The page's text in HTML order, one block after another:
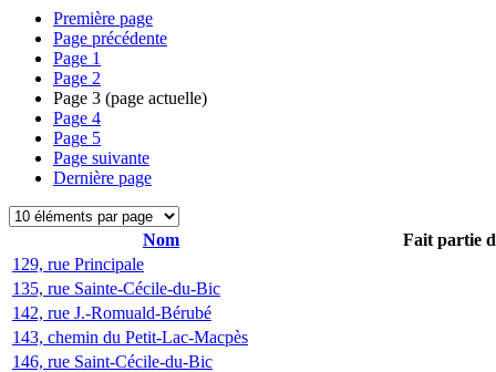
Première page
Page précédente
Page 1
Page 2
Page 3 (page actuelle)
Page 4
Page 5
Page suivante
Dernière page
Nom
Fait partie
129, rue Principale
135, rue Sainte-Cécile-du-Bic
142, rue J.-Romuald-Bérubé
143, chemin du Petit-Lac-Macpès
146, rue Saint-Cécile-du-Bic